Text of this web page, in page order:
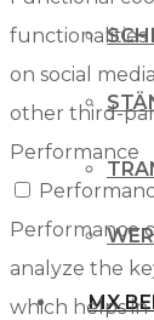
MX
functionalities
on social
other third-
Performance
Performance
analyze the
which helps